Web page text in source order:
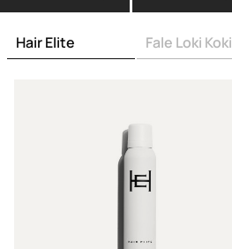
Hair Elite Fale Loki Koki